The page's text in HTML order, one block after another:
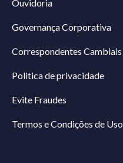
Ouvidoria
Governança Corporativa
Correspondentes Cambiais
Politica de privacidade
Evite Fraudes
Termos e Condições de Uso